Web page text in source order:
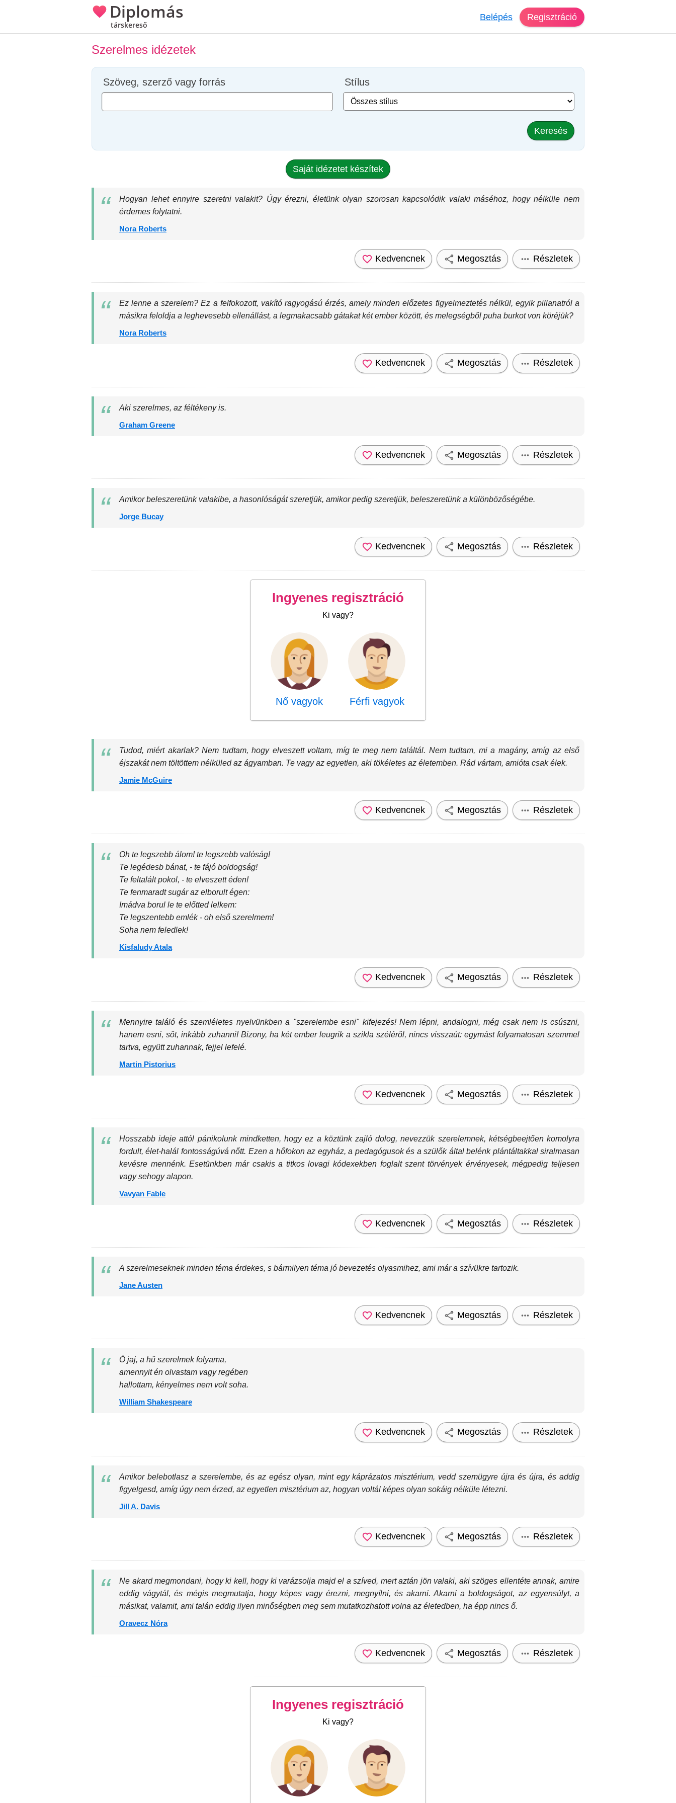
Diplomás
társkereső
Belépés Regisztráció
Szerelmes idézetek
Szöveg, szerző vagy forrás Stílus
Keresés
Saját idézetet készítek
Hogyan lehet ennyire szeretni valakit? Úgy érezni, életünk olyan szorosan kapcsolódik valaki máséhoz, hogy nélküle nem
érdemes folytatni.
Nora Roberts
Kedvencnek Megosztás Részletek
Ez lenne a szerelem? Ez a felfokozott, vakító ragyogású érzés, amely minden előzetes figyelmeztetés nélkül, egyik pillanatról a
másikra feloldja a leghevesebb ellenállást, a legmakacsabb gátakat két ember között, és melegségből puha burkot von köréjük?
Nora Roberts
Kedvencnek Megosztás Részletek
Aki szerelmes, az féltékeny is.
Graham Greene
Kedvencnek Megosztás Részletek
Amikor beleszeretünk valakibe, a hasonlóságát szeretjük, amikor pedig szeretjük, beleszeretünk a különbözőségébe.
Jorge Bucay
Kedvencnek Megosztás Részletek
Ingyenes regisztráció
Ki vagy?
Nő vagyok Férfi vagyok
Tudod, miért akarlak? Nem tudtam, hogy elveszett voltam, míg te meg nem találtál. Nem tudtam, mi a magány, amíg az első
éjszakát nem töltöttem nélküled az ágyamban. Te vagy az egyetlen, aki tökéletes az életemben. Rád vártam, amióta csak élek.
Jamie McGuire
Kedvencnek Megosztás Részletek
Oh te legszebb álom! te legszebb valóság!
Te legédesb bánat, - te fájó boldogság!
Te feltalált pokol, - te elveszett éden!
Te fenmaradt sugár az elborult égen:
Imádva borul le te előtted lelkem:
Te legszentebb emlék - oh első szerelmem!
Soha nem feledlek!
Kisfaludy Atala
Kedvencnek Megosztás Részletek
Mennyire találó és szemléletes nyelvünkben a "szerelembe esni" kifejezés! Nem lépni, andalogni, még csak nem is csúszni,
hanem esni, sőt, inkább zuhanni! Bizony, ha két ember leugrik a szikla széléről, nincs visszaút: egymást folyamatosan szemmel
tartva, együtt zuhannak, fejjel lefelé.
Martin Pistorius
Kedvencnek Megosztás Részletek
Hosszabb ideje attól pánikolunk mindketten, hogy ez a köztünk zajló dolog, nevezzük szerelemnek, kétségbeejtően komolyra
fordult, élet-halál fontosságúvá nőtt. Ezen a hőfokon az egyház, a pedagógusok és a szülők által belénk plántáltakkal siralmasan
kevésre mennénk. Esetünkben már csakis a titkos lovagi kódexekben foglalt szent törvények érvényesek, mégpedig teljesen
vagy sehogy alapon.
Vavyan Fable
Kedvencnek Megosztás Részletek
A szerelmeseknek minden téma érdekes, s bármilyen téma jó bevezetés olyasmihez, ami már a szívükre tartozik.
Jane Austen
Kedvencnek Megosztás Részletek
Ó jaj, a hű szerelmek folyama,
amennyit én olvastam vagy regében
hallottam, kényelmes nem volt soha.
William Shakespeare
Kedvencnek Megosztás Részletek
Amikor belebotlasz a szerelembe, és az egész olyan, mint egy káprázatos misztérium, vedd szemügyre újra és újra, és addig
figyelgesd, amíg úgy nem érzed, az egyetlen misztérium az, hogyan voltál képes olyan sokáig nélküle létezni.
Jill A. Davis
Kedvencnek Megosztás Részletek
Ne akard megmondani, hogy ki kell, hogy ki varázsolja majd el a szíved, mert aztán jön valaki, aki szöges ellentéte annak, amire
eddig vágytál, és mégis megmutatja, hogy képes vagy érezni, megnyílni, és akarni. Akarni a boldogságot, az egyensúlyt, a
másikat, valamit, ami talán eddig ilyen minőségben meg sem mutatkozhatott volna az életedben, ha épp nincs ő.
Oravecz Nóra
Kedvencnek Megosztás Részletek
Ingyenes regisztráció
Ki vagy?